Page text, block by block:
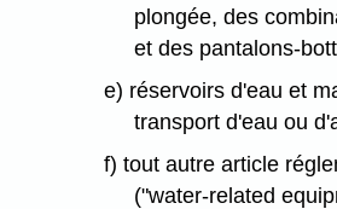
plongée, des
et des pantalons-
e) réservoirs d'eau et
transport d'eau ou
f) tout autre article
("water-related